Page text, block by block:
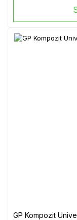
GP Kompozit